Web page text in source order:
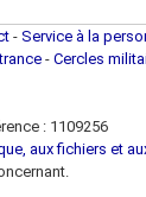
- Service à la
- Cercles
: 1109256
aux fichiers et